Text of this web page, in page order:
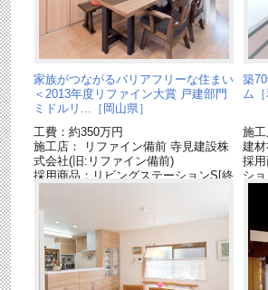
家族がつながるバリアフリーな住まい
＜2013年度リファイン大賞 戸建部門
ミドルリ...［岡山県］
工費：約350万円
施工店： リファイン備前 寺見建設株
式会社(旧:リファイン備前)
採用商品：リビングステーションS[終
築
ム［
施
建
採
シ